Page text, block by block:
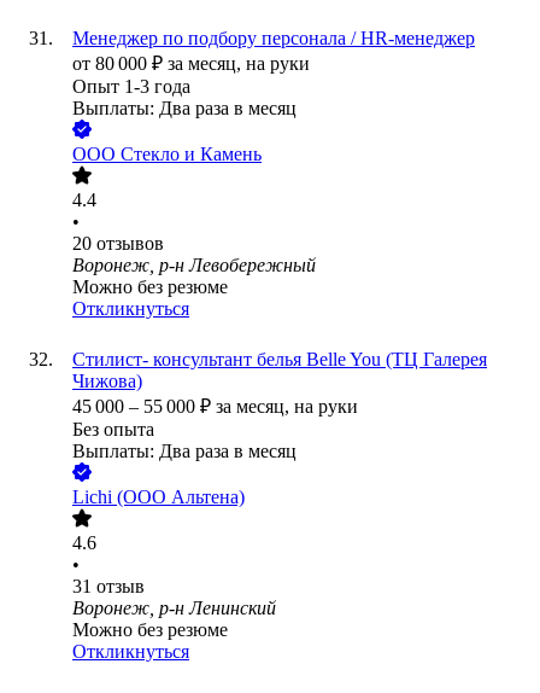
Менеджер по подбору персонала / HR-менеджер
от 80 000 ₽ за месяц, на руки
Опыт 1-3 года
Выплаты: Два раза в месяц
ООО Стекло и Камень
4.4
•
20 отзывов
Воронеж, р-н Левобережный
Можно без резюме
Откликнуться
Стилист- консультант белья Belle You (ТЦ Галерея
Чижова)
45 000 – 55 000 ₽ за месяц, на руки
Без опыта
Выплаты: Два раза в месяц
Lichi (ООО Альтена)
4.6
•
31 отзыв
Воронеж, р-н Ленинский
Можно без резюме
Откликнуться